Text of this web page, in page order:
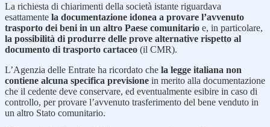
La richiesta di chiarimenti della società istante riguardava
esattamente la documentazione idonea a provare l’avvenuto
trasporto dei beni in un altro Paese comunitario e, in particolare,
la possibilità di produrre delle prove alternative rispetto al
documento di trasporto cartaceo (il CMR).
L’Agenzia delle Entrate ha ricordato che la legge italiana non
contiene alcuna specifica previsione in merito alla documentazione
che il cedente deve conservare, ed eventualmente esibire in caso di
controllo, per provare l’avvenuto trasferimento del bene venduto in
un altro Stato comunitario.